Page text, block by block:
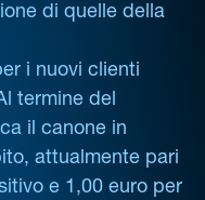
di quelle della
i nuovi clienti
termine del
il canone in
attualmente pari
e 1,00 euro per